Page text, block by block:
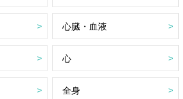
心臓・血液
心
全身